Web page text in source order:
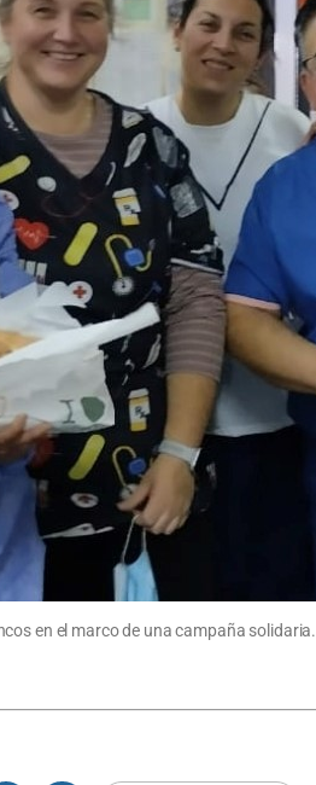
en el marco de una campaña solidaria.